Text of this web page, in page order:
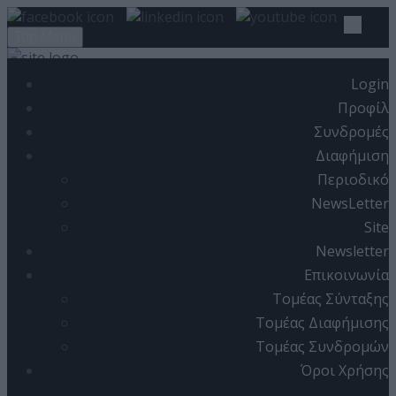
Login
Προφίλ
Συνδρομές
Διαφήμιση
Περιοδικό
NewsLetter
Site
Newsletter
Επικοινωνία
Τομέας Σύνταξης
Τομέας Διαφήμισης
Τομέας Συνδρομών
Όροι Χρήσης